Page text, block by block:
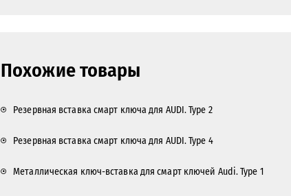
Похожие товары
Резервная вставка смарт ключа для AUDI. Type 2
Резервная вставка смарт ключа для AUDI. Type 4
Металлическая ключ-вставка для смарт ключей Audi. Type 1